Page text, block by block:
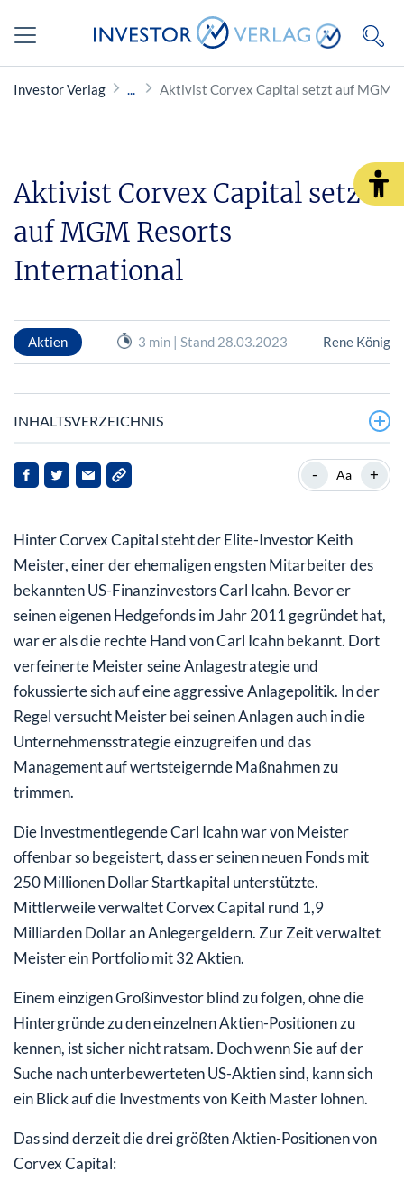
Investor Verlag Aktivist Corvex Capital setzt auf MGM
Aktivist Corvex Capital setzt
auf MGM Resorts
International
Aktien 3 min | Stand 28.03.2023 Rene König
INHALTSVERZEICHNIS
MDU Resources:
Activision Blizzard
- Aa +
Hinter Corvex Capital steht der Elite-Investor Keith
Meister, einer der ehemaligen engsten Mitarbeiter des
bekannten US-Finanzinvestors Carl Icahn. Bevor er
seinen eigenen Hedgefonds im Jahr 2011 gegründet hat,
war er als die rechte Hand von Carl Icahn bekannt. Dort
verfeinerte Meister seine Anlagestrategie und
fokussierte sich auf eine aggressive Anlagepolitik. In der
Regel versucht Meister bei seinen Anlagen auch in die
Unternehmensstrategie einzugreifen und das
Management auf wertsteigernde Maßnahmen zu
trimmen.
Die Investmentlegende Carl Icahn war von Meister
offenbar so begeistert, dass er seinen neuen Fonds mit
250 Millionen Dollar Startkapital unterstützte.
Mittlerweile verwaltet Corvex Capital rund 1,9
Milliarden Dollar an Anlegergeldern. Zur Zeit verwaltet
Meister ein Portfolio mit 32 Aktien.
Einem einzigen Großinvestor blind zu folgen, ohne die
Hintergründe zu den einzelnen Aktien-Positionen zu
kennen, ist sicher nicht ratsam. Doch wenn Sie auf der
Suche nach unterbewerteten US-Aktien sind, kann sich
ein Blick auf die Investments von Keith Master lohnen.
Das sind derzeit die drei größten Aktien-Positionen von
Corvex Capital: